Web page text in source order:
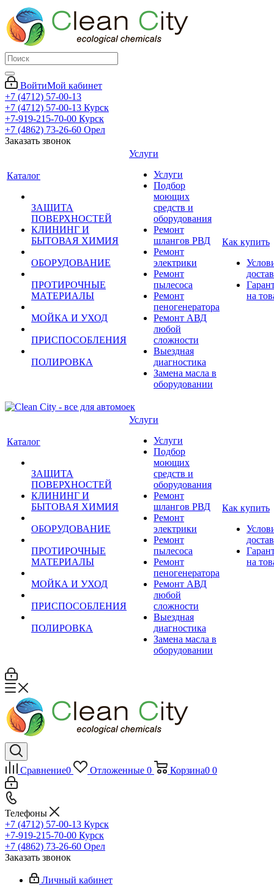
ВойтиМой кабинет
+7 (4712) 57-00-13
+7 (4712) 57-00-13 Курск
+7-919-215-70-00 Курск
+7 (4862) 73-26-60 Орел
Заказать звонок
Каталог
ЗАЩИТА
ПОВЕРХНОСТЕЙ
КЛИНИНГ И
БЫТОВАЯ ХИМИЯ
ОБОРУДОВАНИЕ
ПРОТИРОЧНЫЕ
МАТЕРИАЛЫ
МОЙКА И УХОД
ПРИСПОСОБЛЕНИЯ
ПОЛИРОВКА
Услуги
Услуги
Подбор
моющих
средств и
оборудования
Ремонт
шлангов РВД
Ремонт
электрики
Ремонт
пылесоса
Ремонт
пеногенератора
Ремонт АВД
любой
сложности
Выездная
диагностика
Замена масла в
оборудовании
Как купить
на
Каталог
ЗАЩИТА
ПОВЕРХНОСТЕЙ
КЛИНИНГ И
БЫТОВАЯ ХИМИЯ
ОБОРУДОВАНИЕ
ПРОТИРОЧНЫЕ
МАТЕРИАЛЫ
МОЙКА И УХОД
ПРИСПОСОБЛЕНИЯ
ПОЛИРОВКА
Услуги
Услуги
Подбор
моющих
средств и
оборудования
Ремонт
шлангов РВД
Ремонт
электрики
Ремонт
пылесоса
Ремонт
пеногенератора
Ремонт АВД
любой
сложности
Выездная
диагностика
Замена масла в
оборудовании
Как купить
на
Сравнение0 Отложенные 0 Корзина0 0
Телефоны
+7 (4712) 57-00-13 Курск
+7-919-215-70-00 Курск
+7 (4862) 73-26-60 Орел
Заказать звонок
Личный кабинет